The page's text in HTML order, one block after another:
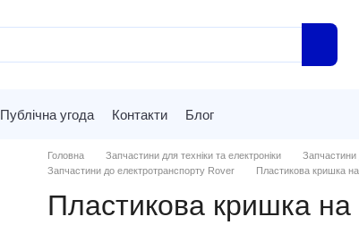
Публічна угода Контакти Блог
Головна Запчастини для техніки та електроніки
Запчастини
Запчастини до електротранспорту Rover
Пластикова кришка
Пластикова кришка на